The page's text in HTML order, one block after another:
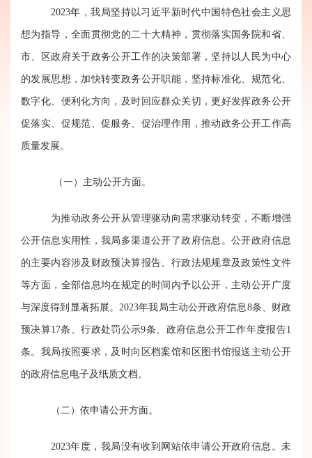
2023年，我局坚持以习近平新时代中国特色社会主义思
想为指导，全面贯彻党的二十大精神，贯彻落实国务院和省、
市、区政府关于政务公开工作的决策部署，坚持以人民为中心
的发展思想，加快转变政务公开职能，坚持标准化、规范化、
数字化、便利化方向，及时回应群众关切，更好发挥政务公开
促落实、促规范、促服务、促治理作用 ， 推动政务公开工作高
质量发展。
（一）主动公开方面。
为推动政务公开从管理驱动向需求驱动转变，不断增强
公开信息实用性，我局多渠道公开了政府信息。公开政府信息
的主要内容涉及财政预决算报告、行政法规规章及政策性文件
等方面，全部信息均在规定的时间内予以公开，主动公开广度
与深度得到 显著拓展。2023年我局主动公开政府信息 8条 财政
预决算17条、行政处罚公示9条、政府信息公开工作年度报告1
条。我局按照要求，及时向区档案馆和区图书馆报送主动公开
的政府信息电子及纸质文档。
（二）依申请公开方面。
2023年度，我局没有收到网站依申请公开政府信息。未